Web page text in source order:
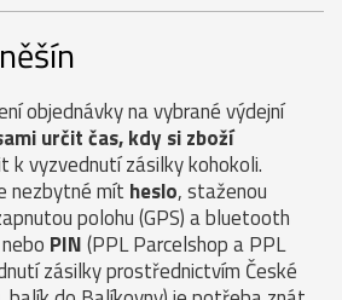
objednávky na vybrané výdejní
určit čas, kdy si zboží
k vyzvednutí zásilky kohokoli.
nezbytné mít heslo, staženou
polohu (GPS) a bluetooth
PIN(PPL Parcelshop a PPL
zásilky prostřednictvím České